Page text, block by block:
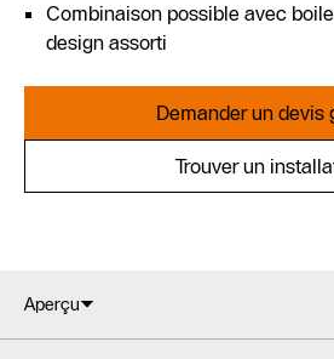
Combinaison possible avec
design assorti
Demander un devis
Trouver un
Aperçu